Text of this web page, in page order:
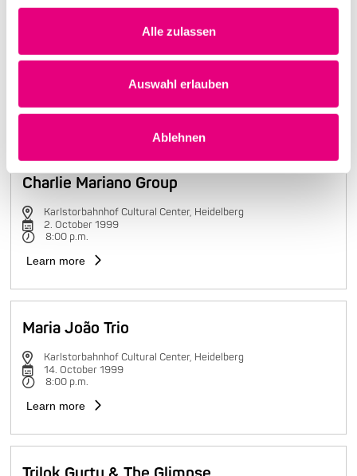
Alle zulassen
Auswahl erlauben
Ablehnen
Nightmares on Wax
Learn more
Charlie Mariano Group
Karlstorbahnhof Cultural Center, Heidelberg
2. October 1999
8:00 p.m.
Learn more
Maria João Trio
Karlstorbahnhof Cultural Center, Heidelberg
14. October 1999
8:00 p.m.
Learn more